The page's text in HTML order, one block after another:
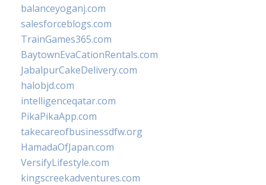
balanceyoganj.com
salesforceblogs.com
TrainGames365.com
BaytownEvaCationRentals.com
JabalpurCakeDelivery.com
halobjd.com
intelligenceqatar.com
PikaPikaApp.com
takecareofbusinessdfw.org
HamadaOfJapan.com
VersifyLifestyle.com
kingscreekadventures.com